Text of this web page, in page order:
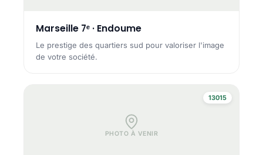
Marseille 7ᵉ · Endoume
Le prestige des quartiers sud pour valoriser l'image
de votre société.
PHOTO À VENIR
13015